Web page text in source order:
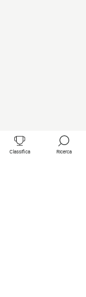
Classifica Ricerca